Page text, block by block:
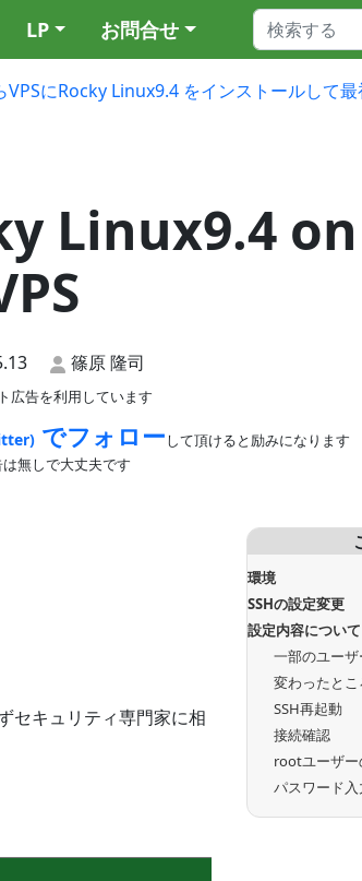
LP お問合せ
VPSにRocky Linux9.4 をインストールして
Linux9.4
篠原 隆司
広告を利用しています
でフォローして頂けると励みになります
無しで大丈夫です
セキュリティ専門家に相
環境
SSHの設定変更
設定内容について
一部のユー
変わったとこ
SSH再起動
接続確認
rootユーザー
パスワード